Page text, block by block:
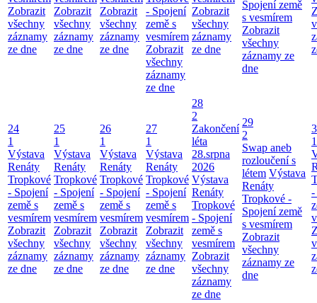
Zobrazit
všechny
záznamy
ze dne
Zobrazit
všechny
záznamy
ze dne
Zobrazit
všechny
záznamy
ze dne
- Spojení
země s
vesmírem
Zobrazit
všechny
záznamy
ze dne
Zobrazit
všechny
záznamy
ze dne
Spojení země
s vesmírem
Zobrazit
všechny
záznamy ze
dne
24
1
Výstava
Renáty
Tropkové
- Spojení
země s
vesmírem
Zobrazit
všechny
záznamy
ze dne
25
1
Výstava
Renáty
Tropkové
- Spojení
země s
vesmírem
Zobrazit
všechny
záznamy
ze dne
26
1
Výstava
Renáty
Tropkové
- Spojení
země s
vesmírem
Zobrazit
všechny
záznamy
ze dne
27
1
Výstava
Renáty
Tropkové
- Spojení
země s
vesmírem
Zobrazit
všechny
záznamy
ze dne
28
2
Zakončení
léta
28.srpna
2026
Výstava
Renáty
Tropkové
- Spojení
země s
vesmírem
Zobrazit
všechny
záznamy
ze dne
29
2
Swap aneb
rozloučení s
létem Výstava
Renáty
Tropkové -
Spojení země
s vesmírem
Zobrazit
všechny
záznamy ze
dne
1
-